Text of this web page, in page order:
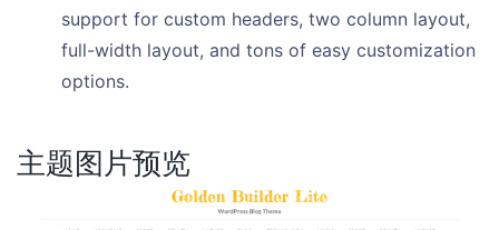
support for custom headers, two column layout,
full-width layout, and tons of easy customization
options.
主题图片预览